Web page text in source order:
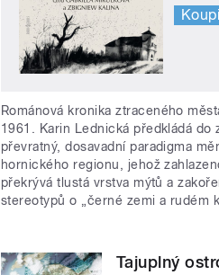
Románová kronika ztraceného
1961. Karin Lednická předkládá do
převratný, dosavadní paradigma
hornického regionu, jehož
překrývá tlustá vrstva mýtů a
stereotypů o „černé zemi a rudém
Tajuplný